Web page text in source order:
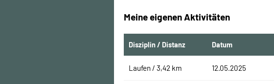
Meine eigenen Aktivitäten
Disziplin / Distanz Datum
Laufen / 3,42 km 12.05.2025